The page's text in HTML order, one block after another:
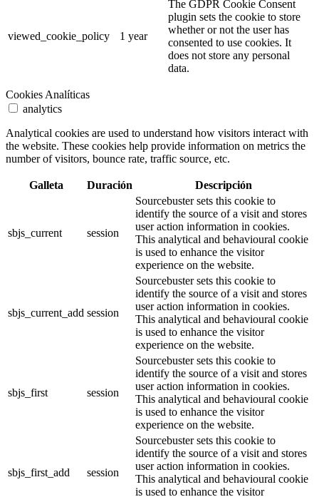
viewed_cookie_policy 1 year
The GDPR Cookie Consent
plugin sets the cookie to store
whether or not the user has
consented to use cookies. It
does not store any personal
data.
Cookies Analíticas
analytics
Analytical cookies are used to understand how visitors interact with
the website. These cookies help provide information on metrics the
number of visitors, bounce rate, traffic source, etc.
Galleta Duración Descripción
sbjs_current session
Sourcebuster sets this cookie to
identify the source of a visit and stores
user action information in cookies.
This analytical and behavioural cookie
is used to enhance the visitor
experience on the website.
sbjs_current_add session
Sourcebuster sets this cookie to
identify the source of a visit and stores
user action information in cookies.
This analytical and behavioural cookie
is used to enhance the visitor
experience on the website.
sbjs_first session
Sourcebuster sets this cookie to
identify the source of a visit and stores
user action information in cookies.
This analytical and behavioural cookie
is used to enhance the visitor
experience on the website.
sbjs_first_add session
Sourcebuster sets this cookie to
identify the source of a visit and stores
user action information in cookies.
This analytical and behavioural cookie
is used to enhance the visitor